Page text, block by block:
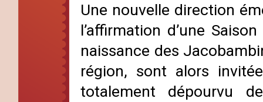
Une nouvelle direction
l’affirmation d’une
naissance des
région, sont alors
totalement dépourvu